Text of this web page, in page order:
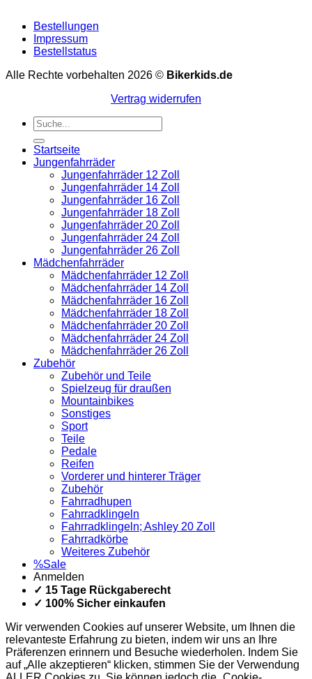
Bestellungen
Impressum
Bestellstatus
Alle Rechte vorbehalten 2026 © Bikerkids.de
Vertrag widerrufen
Suchen
nach:
Startseite
Jungenfahrräder
Jungenfahrräder 12 Zoll
Jungenfahrräder 14 Zoll
Jungenfahrräder 16 Zoll
Jungenfahrräder 18 Zoll
Jungenfahrräder 20 Zoll
Jungenfahrräder 24 Zoll
Jungenfahrräder 26 Zoll
Mädchenfahrräder
Mädchenfahrräder 12 Zoll
Mädchenfahrräder 14 Zoll
Mädchenfahrräder 16 Zoll
Mädchenfahrräder 18 Zoll
Mädchenfahrräder 20 Zoll
Mädchenfahrräder 24 Zoll
Mädchenfahrräder 26 Zoll
Zubehör
Zubehör und Teile
Spielzeug für draußen
Mountainbikes
Sonstiges
Sport
Teile
Pedale
Reifen
Vorderer und hinterer Träger
Zubehör
Fahrradhupen
Fahrradklingeln
Fahrradklingeln; Ashley 20 Zoll
Fahrradkörbe
Weiteres Zubehör
%Sale
Anmelden
✓ 15 Tage Rückgaberecht
✓ 100% Sicher einkaufen
Wir verwenden Cookies auf unserer Website, um Ihnen die
relevanteste Erfahrung zu bieten, indem wir uns an Ihre
Präferenzen erinnern und Besuche wiederholen. Indem Sie
auf „Alle akzeptieren“ klicken, stimmen Sie der Verwendung